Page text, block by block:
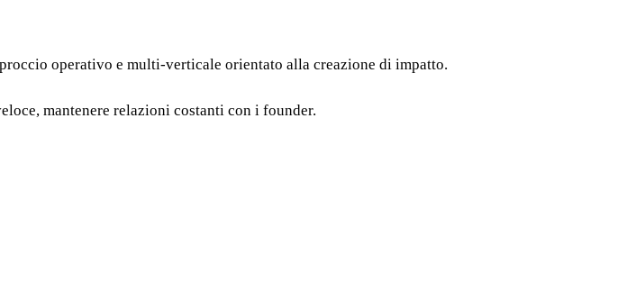
operativo e multi-verticale orientato alla creazione di impatto.
mantenere relazioni costanti con i founder.